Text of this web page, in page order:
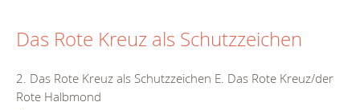
Das Rote Kreuz als Schutzzeichen
2. Das Rote Kreuz als Schutzzeichen E. Das Rote Kreuz/der
Rote Halbmond